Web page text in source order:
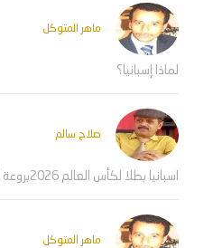
ماهر المتوكل
لماذا إسبانيا؟
صلاح سالم
اسبانيا بطلا لكأس العالم 2026بروعة الاداء وعدالة السماء
ماهر المتوكل